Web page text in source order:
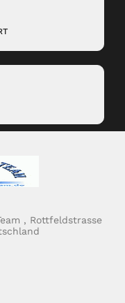
, Rottfeldstrasse